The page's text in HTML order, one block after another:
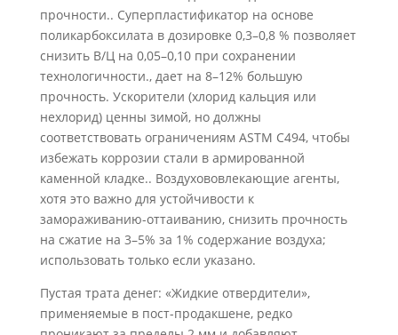
прочности.. Суперпластификатор на основе
поликарбоксилата в дозировке 0,3–0,8 % позволяет
снизить В/Ц на 0,05–0,10 при сохранении
технологичности., дает на 8–12% большую
прочность. Ускорители (хлорид кальция или
нехлорид) ценны зимой, но должны
соответствовать ограничениям ASTM C494, чтобы
избежать коррозии стали в армированной
каменной кладке.. Воздухововлекающие агенты,
хотя это важно для устойчивости к
замораживанию-оттаиванию, снизить прочность
на сжатие на 3–5% за 1% содержание воздуха;
использовать только если указано.
Пустая трата денег: «Жидкие отвердители»,
применяемые в пост-продакшене, редко